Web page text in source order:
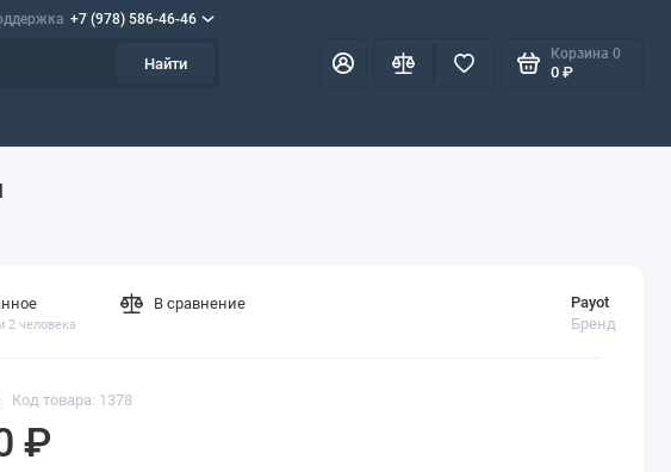
+7 (978) 586-46-46
Найти
Корзина 0
0 ₽
Код товара: 1378
Payot
Бренд
₽
2 человека
В сравнение